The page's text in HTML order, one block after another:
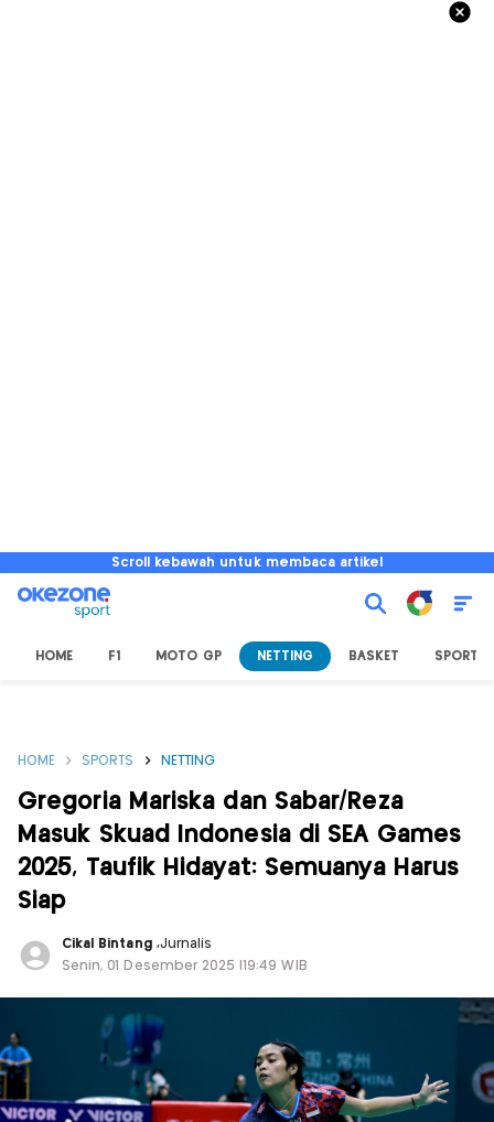
Scroll kebawah untuk membaca artikel
HOME F1 MOTO GP NETTING BASKET SPORT
HOME SPORTS NETTING
Gregoria Mariska dan Sabar/Reza
Masuk Skuad Indonesia di SEA Games
2025, Taufik Hidayat: Semuanya Harus
Siap
Cikal Bintang ,Jurnalis
Senin, 01 Desember 2025 |19:49 WIB